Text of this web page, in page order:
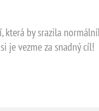
by srazila
je vezme za snadný cíl!